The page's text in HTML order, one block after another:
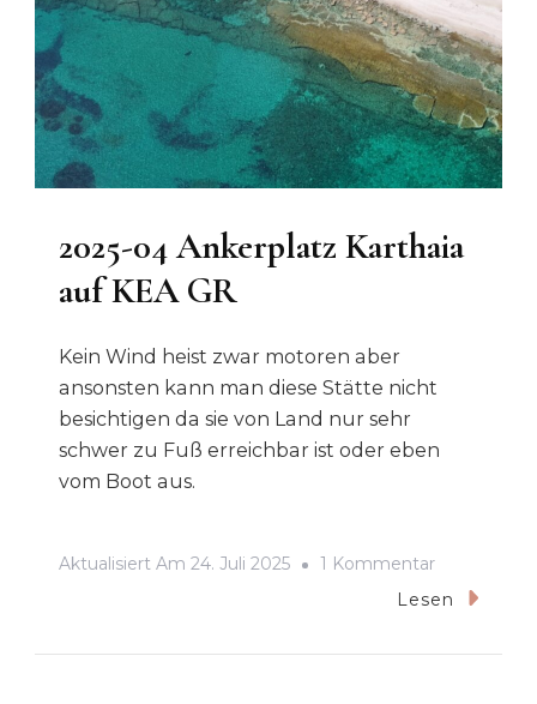
2025-04 Ankerplatz Karthaia
auf KEA GR
Kein Wind heist zwar motoren aber
ansonsten kann man diese Stätte nicht
besichtigen da sie von Land nur sehr
schwer zu Fuß erreichbar ist oder eben
vom Boot aus.
Aktualisiert Am 24. Juli 2025 1 KommentarZu
2025-
Lesen